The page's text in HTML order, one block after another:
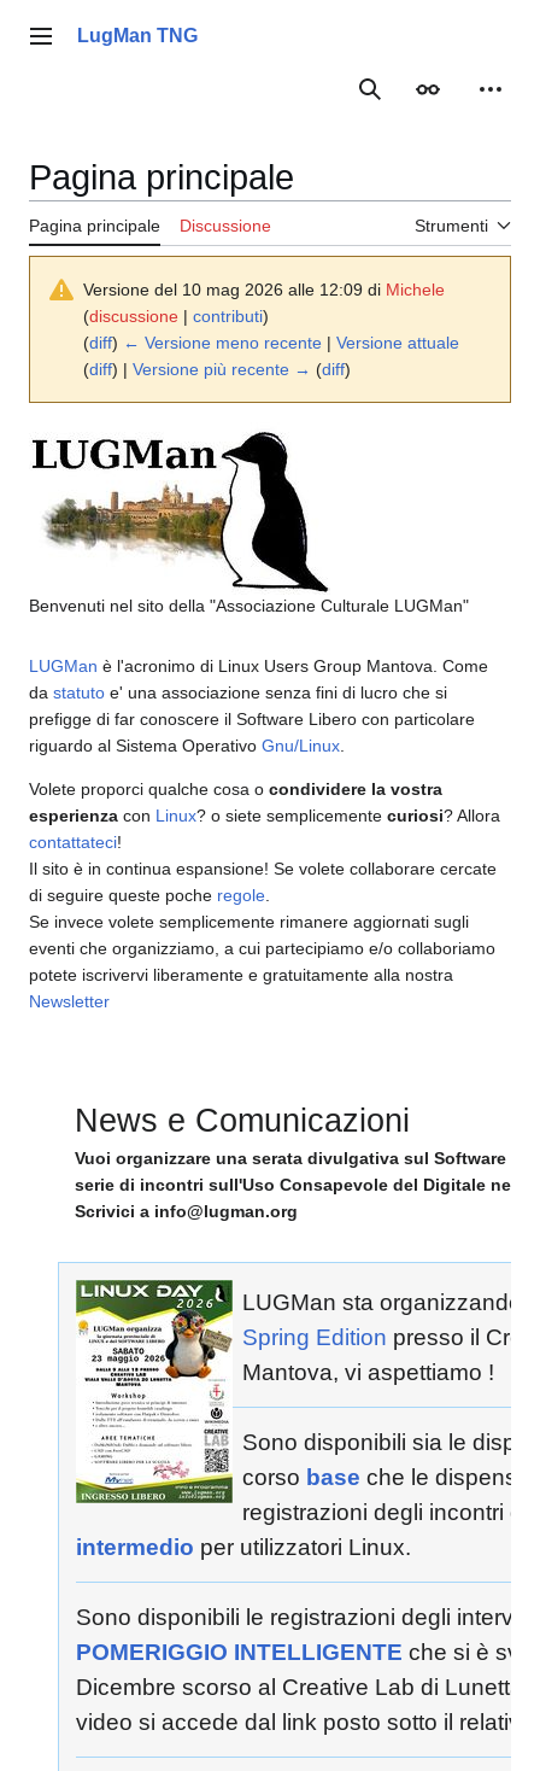
Menu principale
LugMan TNG
RicercaAspetto
Pagina principale
Pagina principale Discussione Strumenti
Versione del 10 mag 2026 alle 12:09 di Michele
(discussione | contributi)
(diff) ← Versione meno recente | Versione attuale
(diff) | Versione più recente → (diff)
Benvenuti nel sito della "Associazione Culturale LUGMan"
LUGMan è l'acronimo di Linux Users Group Mantova. Come
da statuto e' una associazione senza fini di lucro che si
prefigge di far conoscere il Software Libero con particolare
riguardo al Sistema Operativo Gnu/Linux
Volete proporci qualche cosa o condividere la vostra
esperienza con Linux? o siete semplicemente curiosi? Allora
contattateci!
Il sito è in continua espansione! Se volete collaborare cercate
di seguire queste poche regole
Se invece volete semplicemente rimanere aggiornati sugli
eventi che organizziamo, a cui partecipiamo e/o collaboriamo
potete iscrivervi liberamente e gratuitamente alla nostra
Newsletter
News e Comunicazioni
Vuoi organizzare una serata divulgativa sul Software
serie di incontri sull'Uso Consapevole del Digitale nella
Scrivici a info@lugman.org
LUGMan sta organizzando
Spring Edition presso il
Mantova, vi aspettiamo !
Sono disponibili sia le
corso base che le dispense
registrazioni degli incontri
intermedio per utilizzatori Linux.
Sono disponibili le registrazioni degli
POMERIGGIO INTELLIGENTE che si è
Dicembre scorso al Creative Lab di Lunetta,
video si accede dal link posto sotto il relativo